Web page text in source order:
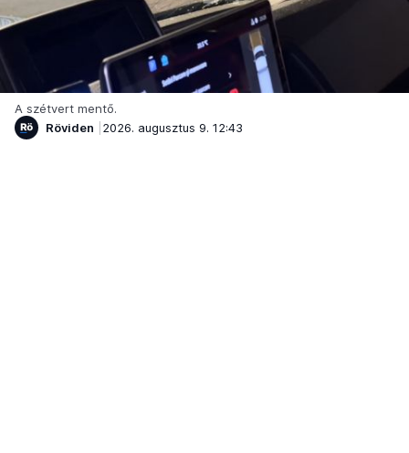
A szétvert mentő.
Röviden
2026. augusztus 9. 12:43